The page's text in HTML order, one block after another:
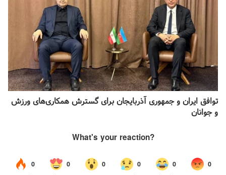
توافق ایران و جمهوری آذربایجان برای گسترش همکاری‌های ورزش
و جوانان